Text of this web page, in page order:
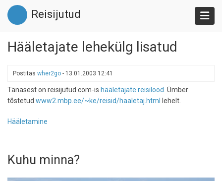
Liigu
edasi
põhisisu
Reisijutud
Hääletajate lehekülg lisatud
Postitas wher2go - 13.01.2003 12:41
Tänasest on reisijutud.com-is hääletajate reisilood . Ümber
tõstetud www2.mbp.ee/~ke/reisid/haaletaj.html lehelt.
Hääletamine
Kuhu minna?